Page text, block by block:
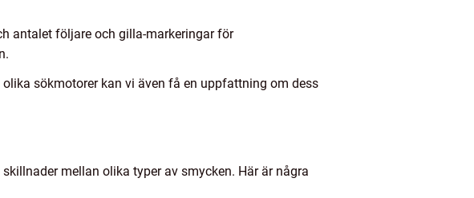
antalet följare och gilla-markeringar för
sökmotorer kan vi även få en uppfattning om dess
mellan olika typer av smycken. Här är några